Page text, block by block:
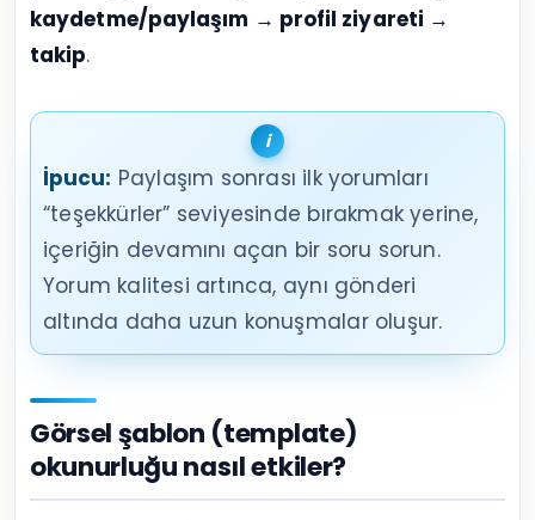
kaydetme/paylaşım → profil ziyareti →
takip.
İpucu: Paylaşım sonrası ilk yorumları
“teşekkürler” seviyesinde bırakmak yerine,
içeriğin devamını açan bir soru sorun.
Yorum kalitesi artınca, aynı gönderi
altında daha uzun konuşmalar oluşur.
Görsel şablon (template)
okunurluğu nasıl etkiler?